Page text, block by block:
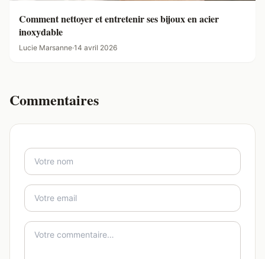
Comment nettoyer et entretenir ses bijoux en acier
inoxydable
Lucie Marsanne·14 avril 2026
Commentaires